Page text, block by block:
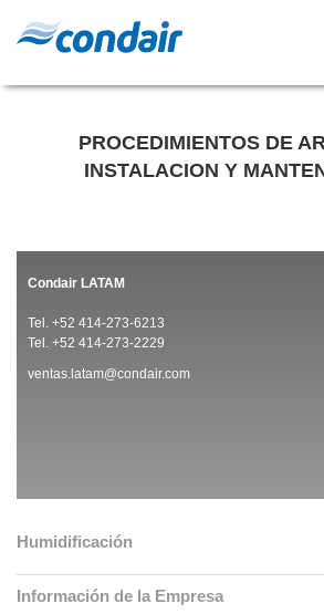
PROCEDIMIENTOS DE
INSTALACION Y
Condair LATAM
Tel. +52 414-273-6213
Tel. +52 414-273-2229
ventas.latam@condair.com
Humidificación
Información de la Empresa